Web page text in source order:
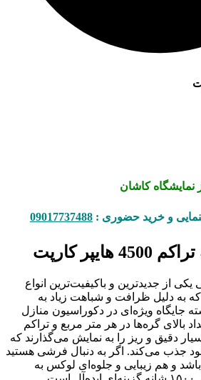
کاشان
و خرید حضوری : 09017737488
یکی از جدیدترین و باکیفیت‌ترین انواع
دلیل ظرافت و شباهت زیاد به
جایگاه ویژه‌ای در دکوراسیون منازل
بالای گره‌ها در هر متر مربع و تراکم
دقیق و ریز را به نمایش می‌گذارند که
جذب می‌کند. اگر به دنبال فرشی هستید
باشد و هم زیبایی و جلوه‌ای لوکس به